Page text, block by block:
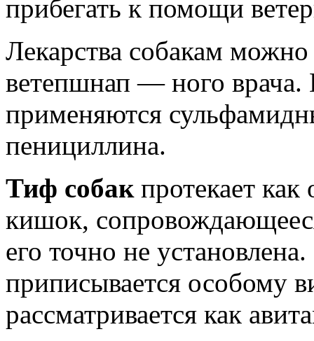
прибегать к помощи
Лекарства собакам
ветепшнап — ного
применяются
пенициллина.
Тиф собак протекает
кишок,
его точно не
приписывается особому
рассматривается как